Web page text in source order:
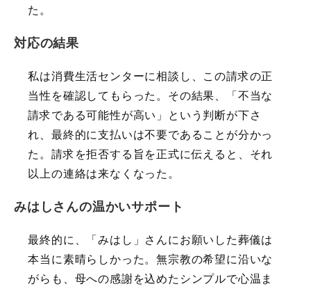
た。
対応の結果
私は消費生活センターに相談し、この請求の正
当性を確認してもらった。その結果、「不当な
請求である可能性が高い」という判断が下さ
れ、最終的に支払いは不要であることが分かっ
た。請求を拒否する旨を正式に伝えると、それ
以上の連絡は来なくなった。
みはしさんの温かいサポート
最終的に、「みはし」さんにお願いした葬儀は
本当に素晴らしかった。無宗教の希望に沿いな
がらも、母への感謝を込めたシンプルで心温ま